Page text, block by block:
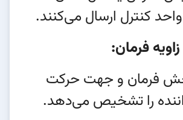
کنترل ارسال می‌کنند.
فرمان و جهت حرکت
را تشخیص می‌دهد.